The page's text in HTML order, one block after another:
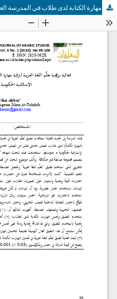
فعالية برمجية "تعلُّم اللغة العربية" لترقية مهارة الكتابة لدى طلاب في المدرسة العالية الإسلامية الحكومية ٥ جومبانج